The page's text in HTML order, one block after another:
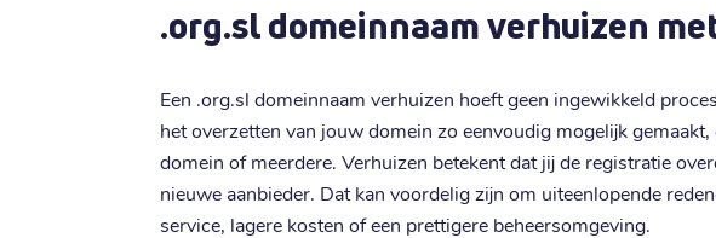
.org.sl domeinnaam verhuizen
Een .org.sl domeinnaam verhuizen hoeft geen ingewikkeld
het overzetten van jouw domein zo eenvoudig mogelijk gemaakt,
domein of meerdere. Verhuizen betekent dat jij de registratie
nieuwe aanbieder. Dat kan voordelig zijn om uiteenlopende
service, lagere kosten of een prettigere beheersomgeving.